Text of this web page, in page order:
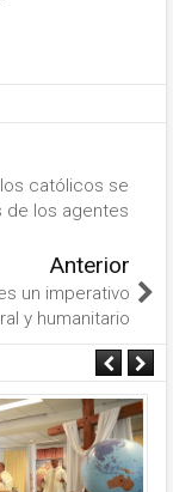
los católicos se
de los agentes
Anterior
un imperativo
y humanitario